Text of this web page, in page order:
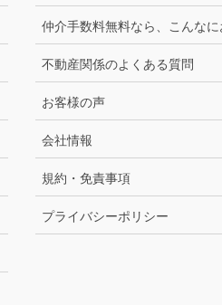
仲介手数料無料なら、こんな
不動産関係のよくある質問
お客様の声
会社情報
規約・免責事項
プライバシーポリシー